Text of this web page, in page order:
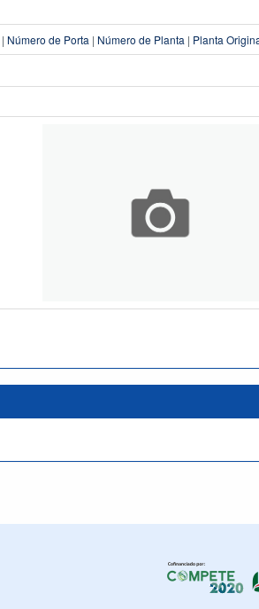
| Número de Porta | Número de Planta | Planta